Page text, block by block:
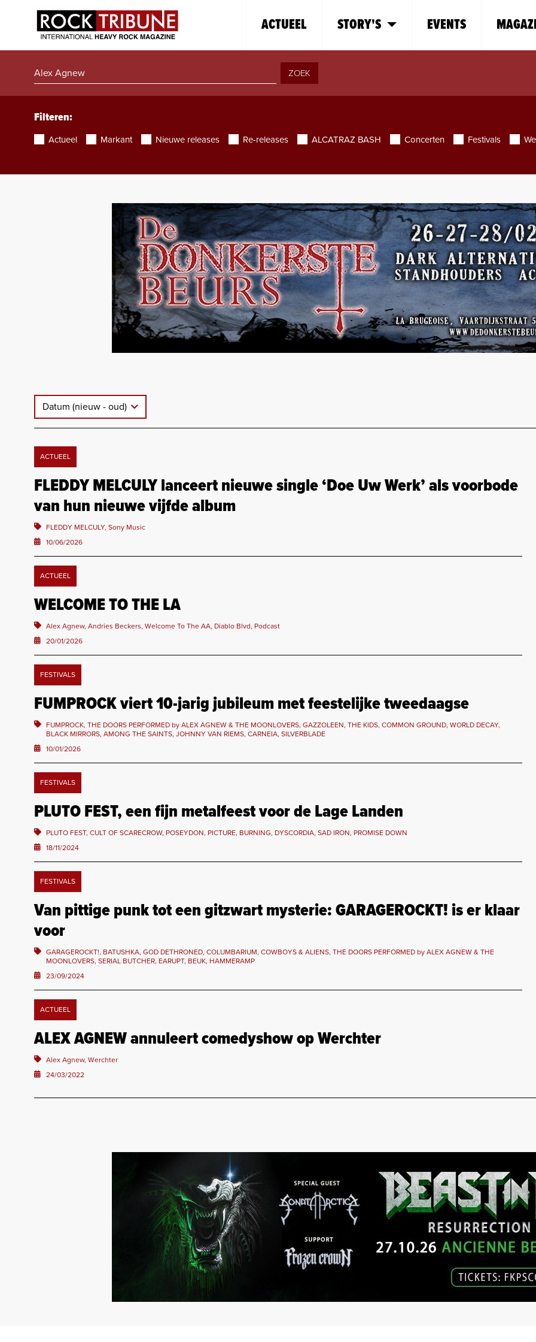
ACTUEEL STORY'S EVENTS
ZOEK
Filteren:
Actueel Markant Nieuwe releases Re-releases ALCATRAZ BASH Concerten Festivals
Datum (nieuw - oud)
ACTUEEL
FLEDDY MELCULY lanceert nieuwe single ‘Doe Uw Werk’ als voorbode
van hun nieuwe vijfde album
FLEDDY MELCULY, Sony Music
10/06/2026
ACTUEEL
WELCOME TO THE LA
Alex Agnew, Andries Beckers, Welcome To The AA, Diablo Blvd, Podcast
20/01/2026
FESTIVALS
FUMPROCK viert 10-jarig jubileum met feestelijke tweedaagse
FUMPROCK, THE DOORS PERFORMED by ALEX AGNEW & THE MOONLOVERS, GAZZOLEEN, THE KIDS, COMMON GROUND, WORLD DECAY,
BLACK MIRRORS, AMONG THE SAINTS, JOHNNY VAN RIEMS, CARNEIA, SILVERBLADE
10/01/2026
FESTIVALS
PLUTO FEST, een fijn metalfeest voor de Lage Landen
PLUTO FEST, CULT OF SCARECROW, POSEYDON, PICTURE, BURNING, DYSCORDIA, SAD IRON, PROMISE DOWN
18/11/2024
FESTIVALS
Van pittige punk tot een gitzwart mysterie: GARAGEROCKT! is er klaar
voor
GARAGEROCKT!, BATUSHKA, GOD DETHRONED, COLUMBARIUM, COWBOYS & ALIENS, THE DOORS PERFORMED by ALEX AGNEW & THE
MOONLOVERS, SERIAL BUTCHER, EARUPT, BEUK, HAMMERAMP
23/09/2024
ACTUEEL
ALEX AGNEW annuleert comedyshow op Werchter
Alex Agnew, Werchter
24/03/2022